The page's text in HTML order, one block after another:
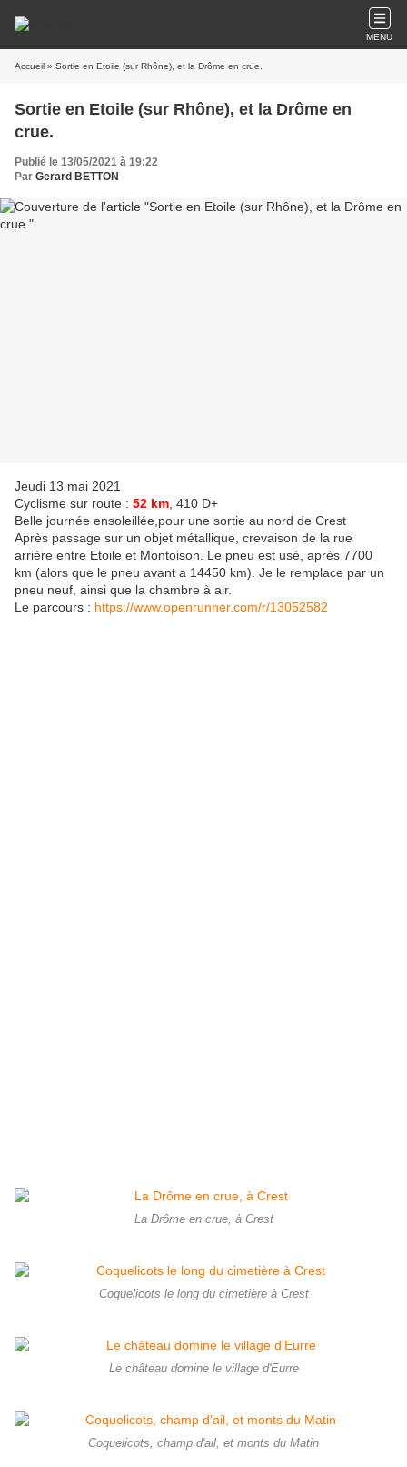
MENU
Accueil » Sortie en Etoile (sur Rhône), et la Drôme en crue.
Sortie en Etoile (sur Rhône), et la Drôme en
crue.
Publié le 13/05/2021 à 19:22
Par Gerard BETTON
Jeudi 13 mai 2021
Cyclisme sur route : 52 km , 410 D+
Belle journée ensoleillée,pour une sortie au nord de Crest
Après passage sur un objet métallique, crevaison de la rue
arrière entre Etoile et Montoison. Le pneu est usé, après 7700
km (alors que le pneu avant a 14450 km). Je le remplace par un
pneu neuf, ainsi que la chambre à air.
Le parcours : https://www.openrunner.com/r/13052582
La Drôme en crue, à Crest
Coquelicots le long du cimetière à Crest
Le château domine le village d'Eurre
Coquelicots, champ d'ail, et monts du Matin